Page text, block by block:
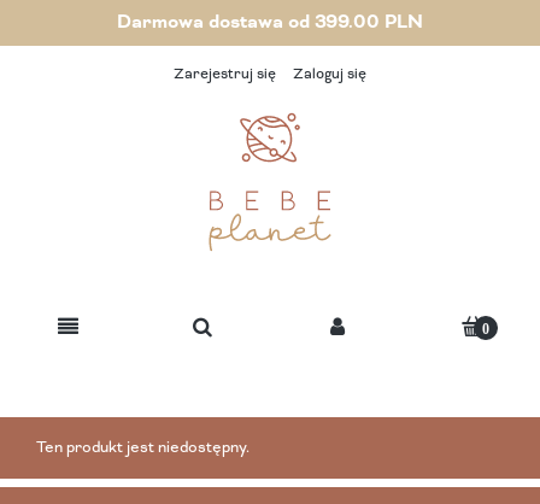
Darmowa dostawa od 399.00 PLN
Zarejestruj się Zaloguj się
Ten produkt jest niedostępny.